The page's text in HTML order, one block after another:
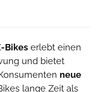
Bikes erlebt einen
und bietet
neue
lange Zeit als